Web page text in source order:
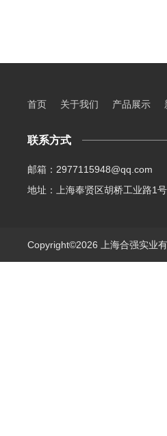
首页 关于我们 产品展示
联系方式
邮箱：2977115948@qq.com
地址：上海奉贤区胡桥工业路1号
Copyright©2026 上海合强实业